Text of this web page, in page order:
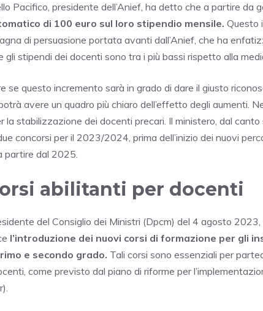
Pacifico, presidente dell’Anief, ha detto che a partire da
di 100 euro sul loro stipendio mensile. Questo
di persuasione portata avanti dall’Anief, che ha
gli stipendi dei docenti sono tra i più bassi rispetto alla
se questo incremento sarà in grado di dare il giusto
avere un quadro più chiaro dell’effetto degli aumenti.
la stabilizzazione dei docenti precari. Il ministero, dal canto
concorsi per il 2023/2024, prima dell’inizio dei nuovi
partire dal 2025.
abilitanti per docenti
del Consiglio dei Ministri (Dpcm) del 4 agosto
l’introduzione dei nuovi corsi di formazione per gli
e secondo grado. Tali corsi sono essenziali per
come previsto dal piano di riforme per